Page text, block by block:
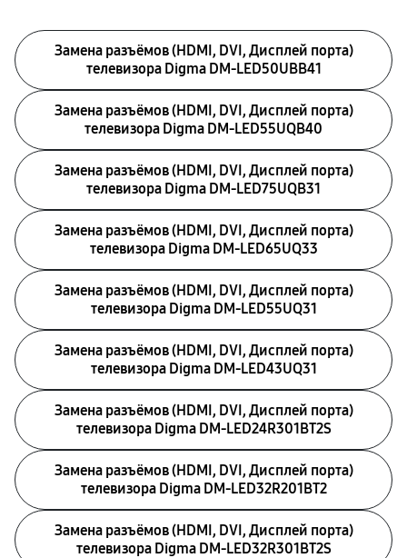
Замена разъёмов (HDMI, DVI, Дисплей порта)
телевизора Digma DM-LED50UBB41
Замена разъёмов (HDMI, DVI, Дисплей порта)
телевизора Digma DM-LED55UQB40
Замена разъёмов (HDMI, DVI, Дисплей порта)
телевизора Digma DM-LED75UQB31
Замена разъёмов (HDMI, DVI, Дисплей порта)
телевизора Digma DM-LED65UQ33
Замена разъёмов (HDMI, DVI, Дисплей порта)
телевизора Digma DM-LED55UQ31
Замена разъёмов (HDMI, DVI, Дисплей порта)
телевизора Digma DM-LED43UQ31
Замена разъёмов (HDMI, DVI, Дисплей порта)
телевизора Digma DM-LED24R301BT2S
Замена разъёмов (HDMI, DVI, Дисплей порта)
телевизора Digma DM-LED32R201BT2
Замена разъёмов (HDMI, DVI, Дисплей порта)
телевизора Digma DM-LED32R301BT2S